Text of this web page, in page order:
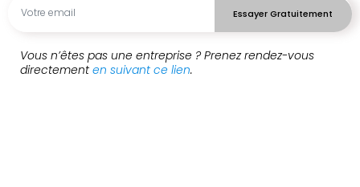
Essayer Gratuitement
Vous n’êtes pas une entreprise ? Prenez rendez-vous
directement en suivant ce lien.